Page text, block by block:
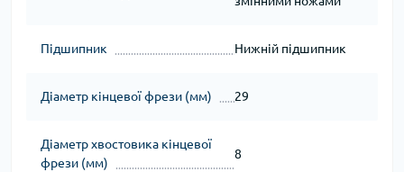
Підшипник Нижній підшипник
Діаметр кінцевої фрези (мм) 29
Діаметр хвостовика кінцевої
фрези (мм)
8